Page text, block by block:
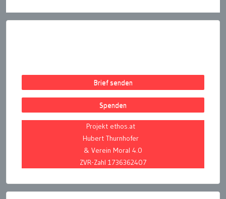
Brief senden
Spenden
Projekt ethos.at
Hubert Thurnhofer
& Verein Moral 4.0
ZVR-Zahl 1736362407